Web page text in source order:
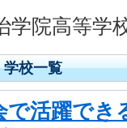
学院高等学
校一覧
で活躍でき